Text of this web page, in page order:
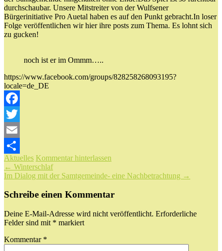
durchschaubar. Unsere Mitstreiter von der Wulfsener
Bürgerinitiative Pro Auetal haben es auf den Punkt gebracht.In loser
Folge veröffentlichen wir hier ihre posts zum Thema. Es lohnt sich
zu gucken!
noch ist er im Ommm…..
https://www.facebook.com/groups/828258268093195?
locale=de_DE
Facebook
Twitter
Email
Teilen
Aktuelles Kommentar hinterlassen
Beitragsnavigation
← Winterschlaf
Im Dialog mit der Samtgemeinde- eine Nachbetrachtung →
Schreibe einen Kommentar
Deine E-Mail-Adresse wird nicht veröffentlicht. Erforderliche
Felder sind mit * markiert
Kommentar *